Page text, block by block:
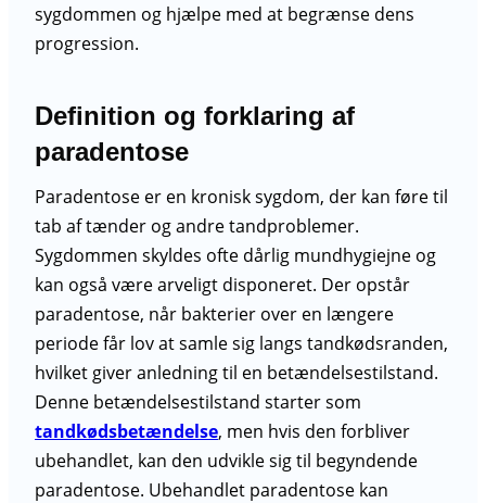
sygdommen og hjælpe med at begrænse dens
progression.
Definition og forklaring af
paradentose
Paradentose er en kronisk sygdom, der kan føre til
tab af tænder og andre tandproblemer.
Sygdommen skyldes ofte dårlig mundhygiejne og
kan også være arveligt disponeret. Der opstår
paradentose, når bakterier over en længere
periode får lov at samle sig langs tandkødsranden,
hvilket giver anledning til en betændelsestilstand.
Denne betændelsestilstand starter som
tandkødsbetændelse, men hvis den forbliver
ubehandlet, kan den udvikle sig til begyndende
paradentose. Ubehandlet paradentose kan